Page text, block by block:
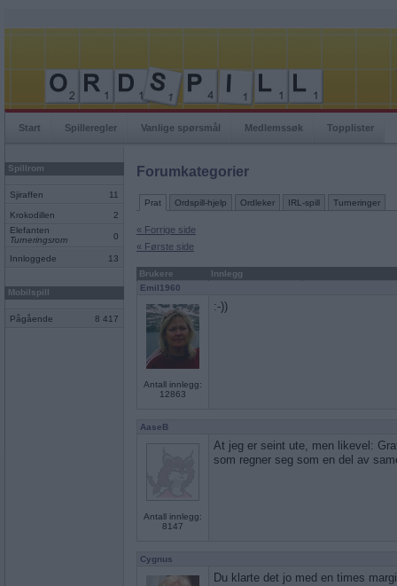
Start Spilleregler Vanlige spørsmål Medlemssøk Topplister
Spillrom
Sjiraffen 11
Krokodillen
2
Elefanten
Turneringsrom
0
Innloggede 13
Mobilspill
Pågående 8 417
Forumkategorier
Prat Ordspill-hjelp Ordleker IRL-spill Turneringer
« Forrige side
« Første side
Brukere
Innlegg
Emil1960
Antall innlegg:
12863
:-))
AaseB
Antall innlegg:
8147
At jeg er seint ute, men likevel:
som regner seg som en del av
Cygnus
Du klarte det jo med en times